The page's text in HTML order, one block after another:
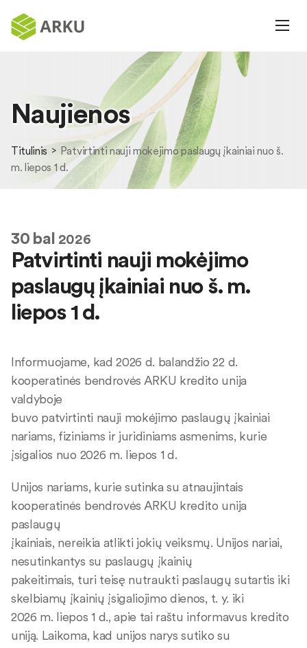
Naujienos
Titulinis
Patvirtinti nauji mokėjimo paslaugų įkainiai nuo š.
m. liepos 1 d.
30bal 2026
Patvirtinti nauji mokėjimo
paslaugų įkainiai nuo š. m.
liepos 1 d.
Informuojame, kad 2026 d. balandžio 22 d.
kooperatinės bendrovės ARKU kredito unija
valdyboje
buvo patvirtinti nauji mokėjimo paslaugų įkainiai
nariams, fiziniams ir juridiniams asmenims, kurie
įsigalios nuo 2026 m. liepos 1 d.
Unijos nariams, kurie sutinka su atnaujintais
kooperatinės bendrovės ARKU kredito unija
paslaugų
įkainiais, nereikia atlikti jokių veiksmų. Unijos nariai,
nesutinkantys su paslaugų įkainių
pakeitimais, turi teisę nutraukti paslaugų sutartis iki
skelbiamų įkainių įsigaliojimo dienos, t. y. iki
2026 m. liepos 1 d., apie tai raštu informavus kredito
uniją. Laikoma, kad unijos narys sutiko su